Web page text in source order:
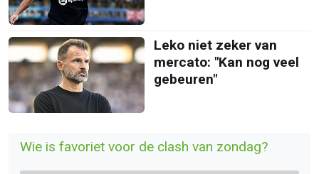
Leko niet zeker van
mercato: "Kan nog veel
gebeuren"
Wie is favoriet voor de clash van zondag?